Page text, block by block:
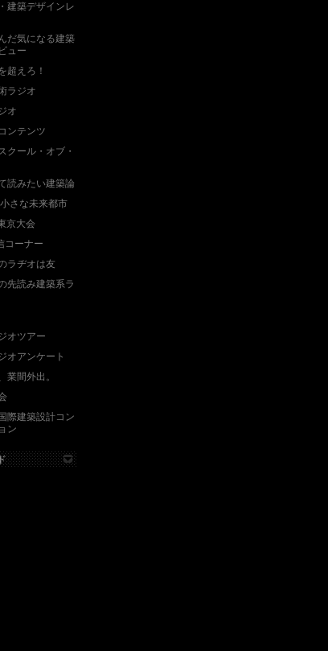
建築デザインレ
だ気になる建築
ュー
超えろ！
ラジオ
オ
ンテンツ
クール・オブ・
読みたい建築論
さな未来都市
京大会
コーナー
ラヂオは友
先読み建築系ラ
オツアー
オアンケート
業間外出。
際建築設計コン
ン